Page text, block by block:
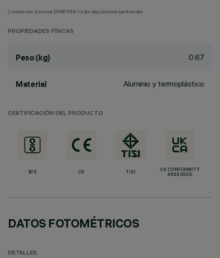
Cumple con la norma EN60598-1 y las regulaciones pertinentes.
PROPIEDADES FÍSICAS
Peso (kg) 0.67
Material Aluminio y termoplástico
CERTIFICACIÓN DEL PRODUCTO
BIS CE TISI
UK CONFORMITY
ASSESSED
DATOS FOTOMÉTRICOS
DETALLES